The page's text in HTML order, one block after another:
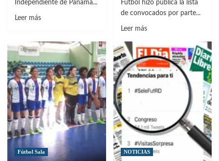
Independiente de Panamá...
Leer másLeer
Erick
Japa
podría
entrar
en
lugar
de
Peralta
Fútbol hizo publica la lista
de convocados por parte...
Leer másLeer
sobre
Dominicana
llamó
sus
enfrentar
a
Islas
Caimán
Fútbol Sala NOTICIAS